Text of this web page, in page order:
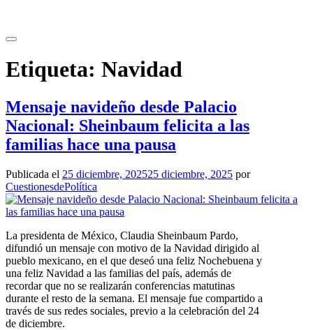
contenido
Etiqueta: Navidad
Mensaje navideño desde Palacio
Nacional: Sheinbaum felicita a las
familias hace una pausa
Publicada el 25 diciembre, 202525 diciembre, 2025 por
CuestionesdePolítica
La presidenta de México, Claudia Sheinbaum Pardo,
difundió un mensaje con motivo de la Navidad dirigido al
pueblo mexicano, en el que deseó una feliz Nochebuena y
una feliz Navidad a las familias del país, además de
recordar que no se realizarán conferencias matutinas
durante el resto de la semana. El mensaje fue compartido a
través de sus redes sociales, previo a la celebración del 24
de diciembre.